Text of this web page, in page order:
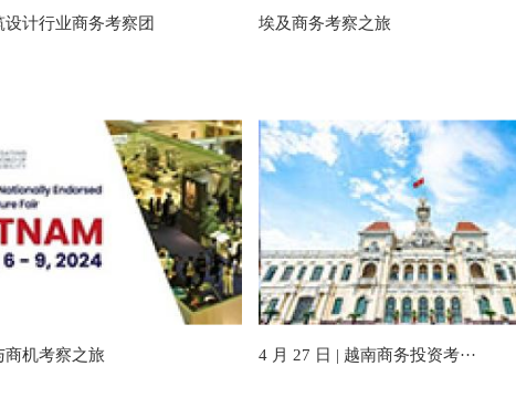
设计行业商务考察团 埃及商务考察之旅
商机考察之旅 4 月 27 日 | 越南商务投资考···